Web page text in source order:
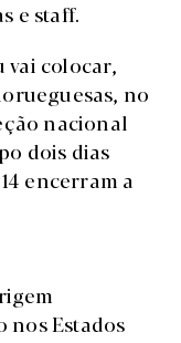
e staff.
vai colocar,
no
nacional
dois dias
encerram a
nos Estados